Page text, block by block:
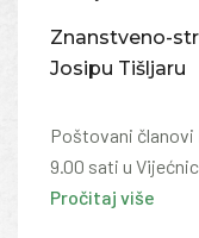
Znanstveno-
Josipu Tišljaru
Poštovani članovi
9.00 sati u
Pročitaj više